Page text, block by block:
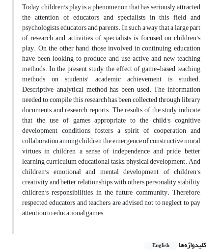
Today, children's play is a phenomenon that has seriously attracted
the attention of educators and specialists in this field and
psychologists, educators and parents. In such a way that a large part
of research and activities of specialists is focused on children's
play. On the other hand, those involved in continuing education
have been looking to produce and use active and new teaching
methods. In the present study, the effect of game-based teaching
methods on students' academic achievement is studied.
Descriptive-analytical method has been used. The information
needed to compile this research has been collected through library
documents and research reports. The results of the study indicate
that the use of games appropriate to the child's cognitive
development conditions fosters a spirit of cooperation and
collaboration among children, the emergence of constructive moral
virtues in children, a sense of independence and pride, better
learning curriculum, educational tasks, physical development. And
children's emotional and mental development of children's
creativity and better relationships with others, personality stability,
children's responsibilities in the future community. Therefore,
respected educators and teachers are advised not to neglect to pay
attention to educational games.
کلیدواژه‌ها English